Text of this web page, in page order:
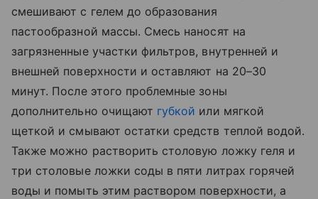
смешивают с гелем до образования
пастообразной массы. Смесь наносят на
загрязненные участки фильтров, внутренней и
внешней поверхности и оставляют на 20–30
минут. После этого проблемные зоны
дополнительно очищают губкой или мягкой
щеткой и смывают остатки средств теплой водой.
Также можно растворить столовую ложку геля и
три столовые ложки соды в пяти литрах горячей
воды и помыть этим раствором поверхности, а